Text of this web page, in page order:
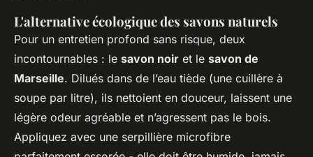
L'alternative écologique des savons naturels
Pour un entretien profond sans risque, deux
incontournables : le savon noir et le savon de
Marseille. Dilués dans de l’eau tiède (une cuillère à
soupe par litre), ils nettoient en douceur, laissent une
légère odeur agréable et n’agressent pas le bois.
Appliquez avec une serpillière microfibre